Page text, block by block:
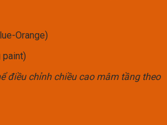
Orange)
paint)
điều chỉnh chiều cao mâm tầng theo